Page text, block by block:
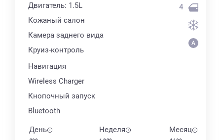
Двигатель: 1.5L
Кожаный салон
Камера заднего вида
Круиз-контроль
Навигация
Wireless Charger
Кнопочный запуск
Bluetooth
4
День Неделя Месяц